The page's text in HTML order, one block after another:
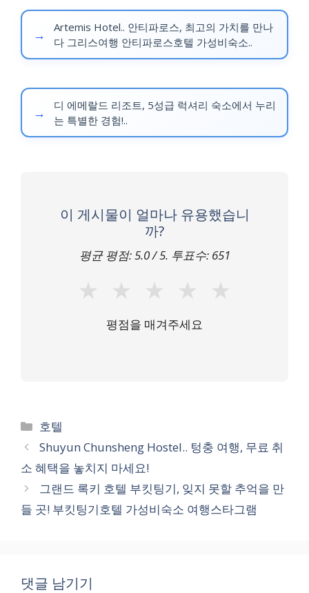
Artemis Hotel.. 안티파로스, 최고의 가치를 만나
다 그리스여행 안티파로스호텔 가성비숙소..
디 에메랄드 리조트, 5성급 럭셔리 숙소에서 누리
는 특별한 경험!..
이 게시물이 얼마나 유용했습니
까?
평균 평점:5.0/ 5. 투표수: 651
★ ★ ★ ★ ★
평점을 매겨주세요
카
테
리
호텔
Shuyun Chunsheng Hostel.. 텅충 여행, 무료 취
소 혜택을 놓치지 마세요!
그랜드 록키 호텔 부킷팅기, 잊지 못할 추억을 만
들 곳! 부킷팅기호텔 가성비숙소 여행스타그램
댓글 남기기